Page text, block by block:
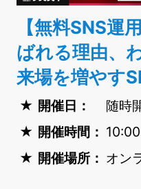
【無料SNS運
ばれる理由、
来場を増やす
開催日：
随時
開催時間：
開催場所： オン